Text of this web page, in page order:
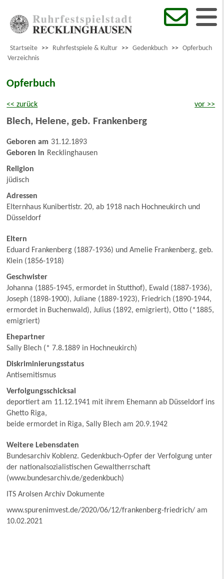
Startseite >> Ruhrfestspiele & Kultur >> Gedenkbuch >> Opferbuch
Verzeichnis
Opferbuch
<< zurück vor >>
Blech, Helene, geb. Frankenberg
Geboren am 31.12.1893
Geboren in Recklinghausen
Religion
jüdisch
Adressen
Elternhaus Kunibertistr. 20, ab 1918 nach Hochneukirch und
Düsseldorf
Eltern
Eduard Frankenberg (1887-1936) und Amelie Frankenberg, geb.
Klein (1856-1918)
Geschwister
Johanna (1885-1945, ermordet in Stutthof), Ewald (1887-1936),
Joseph (1898-1900), Juliane (1889-1923), Friedrich (1890-1944,
ermordet in Buchenwald), Julius (1892, emigriert), Otto (*1885,
emigriert)
Ehepartner
Sally Blech (* 7.8.1889 in Hochneukirch)
Diskriminierungsstatus
Antisemitismus
Verfolgungsschicksal
deportiert am 11.12.1941 mit ihrem Ehemann ab Düsseldorf ins
Ghetto Riga,
beide ermordet in Riga, Sally Blech am 20.9.1942
Weitere Lebensdaten
Bundesarchiv Koblenz. Gedenkbuch-Opfer der Verfolgung unter
der nationalsozialistischen Gewaltherrschaft
(www.bundesarchiv.de/gedenkbuch)
ITS Arolsen Archiv Dokumente
www.spurenimvest.de/2020/06/12/frankenberg-friedrich/ am
10.02.2021